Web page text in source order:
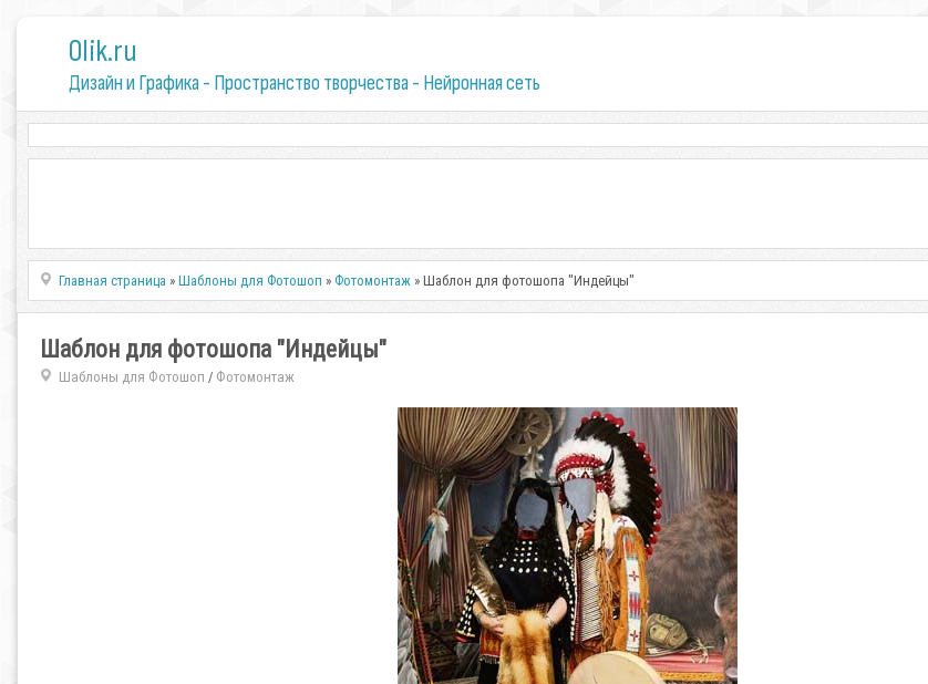
0lik.ru
Дизайн и Графика - Пространство творчества - Нейронная сеть
Главная страница »Шаблоны для Фотошоп » Фотомонтаж » Шаблон для фотошопа "Индейцы"
Шаблон для фотошопа "Индейцы"
Шаблоны для Фотошоп / Фотомонтаж